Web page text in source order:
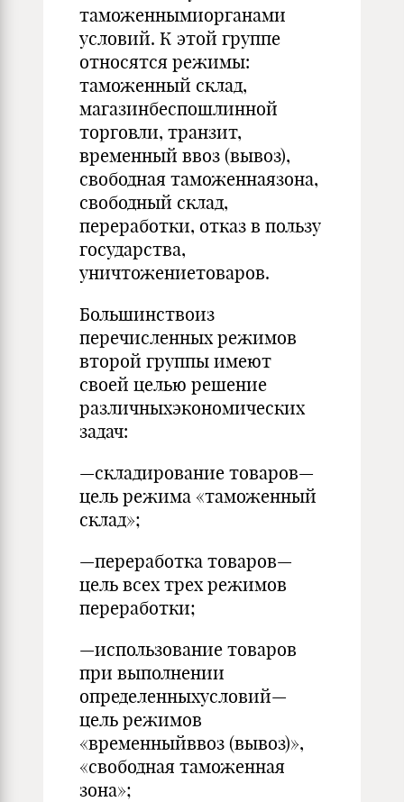
таможеннымиорганами
условий. К этой группе
относятся режимы:
таможенный склад,
магазинбеспошлинной
торговли, транзит,
временный ввоз (вывоз),
свободная таможеннаязона,
свободный склад,
переработки, отказ в пользу
государства,
уничтожениетоваров.
Большинствоиз
перечисленных режимов
второй группы имеют
своей целью решение
различныхэкономических
задач:
—складирование товаров—
цель режима «таможенный
склад»;
—переработка товаров—
цель всех трех режимов
переработки;
—использование товаров
при выполнении
определенныхусловий—
цель режимов
«временныйввоз (вывоз)»,
«свободная таможенная
зона»;